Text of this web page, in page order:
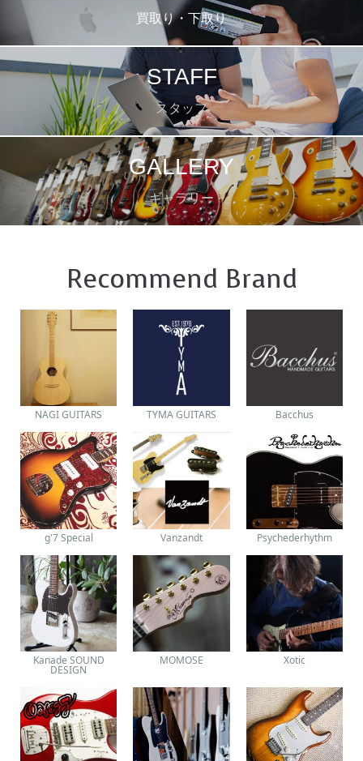
買取り・下取り
STAFF
スタッフ
GALLERY
ギャラリー
Recommend Brand
NAGI GUITARS TYMA GUITARS Bacchus
g'7 Special Vanzandt Psychederhythm
Kanade SOUND
DESIGN
MOMOSE Xotic